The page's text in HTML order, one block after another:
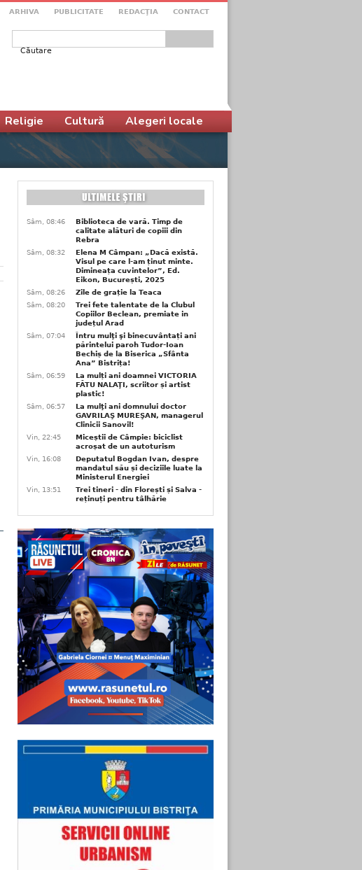
ARHIVA PUBLICITATE REDACŢIA CONTACT
Formular de căutare
Religie Cultură Alegeri locale
Sâm, 08:46
Biblioteca de vară. Timp de
calitate alături de copiii din
Rebra
Sâm, 08:32
Elena M Câmpan: „Dacă există.
Visul pe care l-am ținut minte.
Dimineața cuvintelor”, Ed.
Eikon, București, 2025
Sâm, 08:26
Zile de grație la Teaca
Sâm, 08:20
Trei fete talentate de la Clubul
Copiilor Beclean, premiate in
județul Arad
Sâm, 07:04
Întru mulţi şi binecuvântați ani
părintelui paroh Tudor-Ioan
Bechiș de la Biserica „Sfânta
Ana” Bistrița!
Sâm, 06:59
La mulți ani doamnei VICTORIA
FĂTU NALAŢI, scriitor și artist
plastic!
Sâm, 06:57
La mulţi ani domnului doctor
GAVRILAŞ MUREŞAN, managerul
Clinicii Sanovil!
Vin, 22:45
Miceștii de Câmpie: biciclist
acroșat de un autoturism
Vin, 16:08
Deputatul Bogdan Ivan, despre
mandatul său și deciziile luate la
Ministerul Energiei
Vin, 13:51
Trei tineri - din Florești și Salva -
reținuți pentru tâlhărie